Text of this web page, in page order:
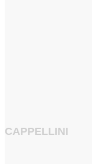
CAPPELLINI